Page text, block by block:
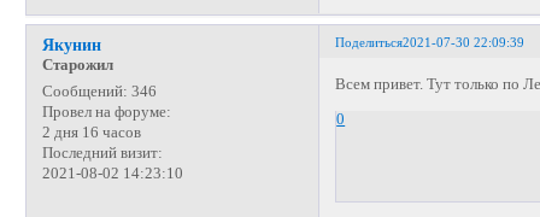
Поделиться2021-07-30 22:09:39
Якунин
Старожил
Сообщений: 346
Провел на форуме:
2 дня 16 часов
Последний визит:
2021-08-02 14:23:10
Всем привет. Тут только по
0